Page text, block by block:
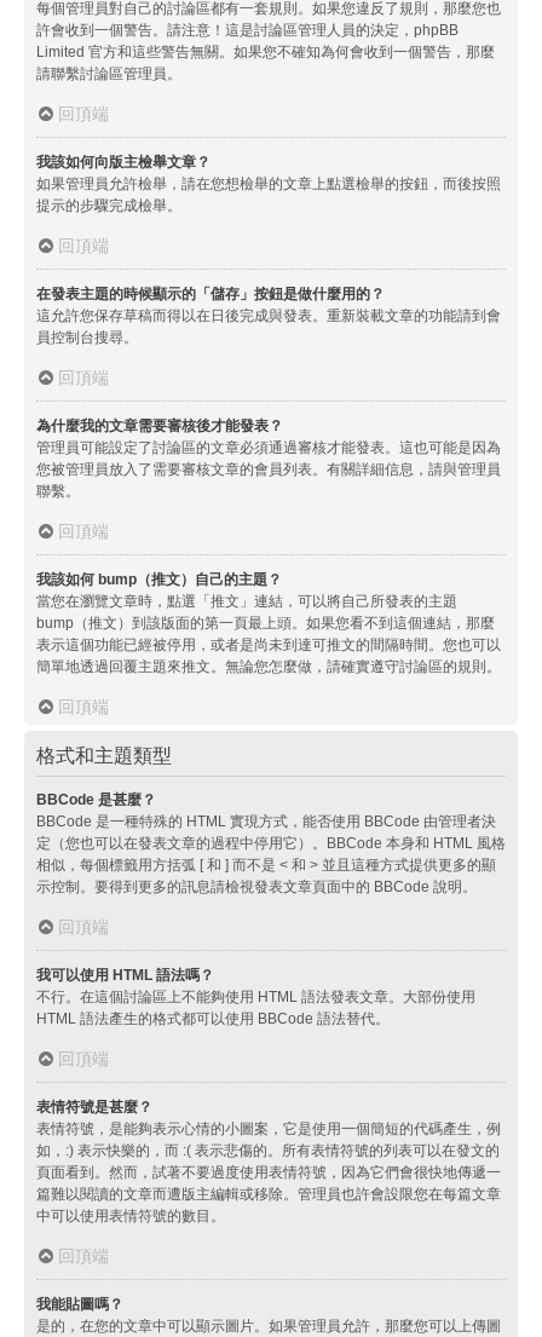
每個管理員對自己的討論區都有一套規則。如果您違反了規則，那麼您也
許會收到一個警告。請注意！這是討論區管理人員的決定，phpBB
Limited 官方和這些警告無關。如果您不確知為何會收到一個警告，那麼
請聯繫討論區管理員。
回頂端
我該如何向版主檢舉文章？
如果管理員允許檢舉，請在您想檢舉的文章上點選檢舉的按鈕，而後按照
提示的步驟完成檢舉。
回頂端
在發表主題的時候顯示的「儲存」按鈕是做什麼用的？
這允許您保存草稿而得以在日後完成與發表。重新裝載文章的功能請到會
員控制台搜尋。
回頂端
為什麼我的文章需要審核後才能發表？
管理員可能設定了討論區的文章必須通過審核才能發表。這也可能是因為
您被管理員放入了需要審核文章的會員列表。有關詳細信息，請與管理員
聯繫。
回頂端
我該如何 bump（推文）自己的主題？
當您在瀏覽文章時，點選「推文」連結，可以將自己所發表的主題
bump（推文）到該版面的第一頁最上頭。如果您看不到這個連結，那麼
表示這個功能已經被停用，或者是尚未到達可推文的間隔時間。您也可以
簡單地透過回覆主題來推文。無論您怎麼做，請確實遵守討論區的規則。
回頂端
格式和主題類型
BBCode 是甚麼？
BBCode 是一種特殊的 HTML 實現方式，能否使用 BBCode 由管理者決
定（您也可以在發表文章的過程中停用它）。BBCode 本身和 HTML 風格
相似，每個標籤用方括弧 [ 和 ] 而不是 < 和 > 並且這種方式提供更多的顯
示控制。要得到更多的訊息請檢視發表文章頁面中的 BBCode 說明。
回頂端
我可以使用 HTML 語法嗎？
不行。在這個討論區上不能夠使用 HTML 語法發表文章。大部份使用
HTML 語法產生的格式都可以使用 BBCode 語法替代。
回頂端
表情符號是甚麼？
表情符號，是能夠表示心情的小圖案，它是使用一個簡短的代碼產生，例
如，:) 表示快樂的，而 :( 表示悲傷的。所有表情符號的列表可以在發文的
頁面看到。然而，試著不要過度使用表情符號，因為它們會很快地傳遞一
篇難以閱讀的文章而遭版主編輯或移除。管理員也許會設限您在每篇文章
中可以使用表情符號的數目。
回頂端
我能貼圖嗎？
是的，在您的文章中可以顯示圖片。如果管理員允許，那麼您可以上傳圖